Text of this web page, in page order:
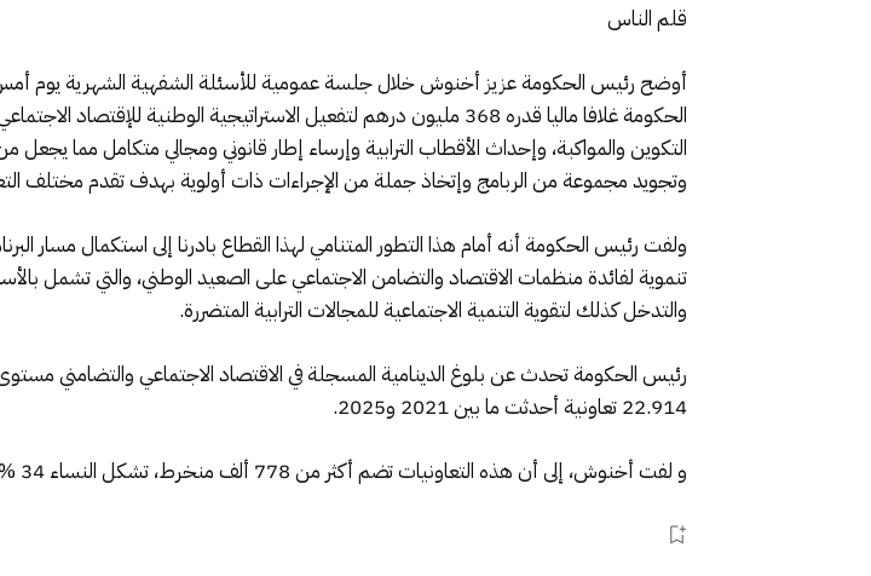
قلم الناس
أوضح رئيس الحكومة عزيز أخنوش خلال جلسة عمومية للأسئلة الشفهية الشهرية يوم
الحكومة غلافا ماليا قدره 368 مليون درهم لتفعيل الاستراتيجية الوطنية
التكوين والمواكبة، وإحداث الأقطاب الترابية وإرساء إطار قانوني ومجالي متكامل مما
وتجويد مجموعة من الربامج وإتخاذ جملة من الإجراءات ذات أولوية بهدف تقدم مختلف
ولفت رئيس الحكومة أنه أمام هذا التطور المتنامي لهذا القطاع بادرنا إلى استكمال مسار
والتدخل كذلك لتقوية التنمية الاجتماعية للمجالات الترابية المتضررة.
22.914 تعاونية أحدثت ما بين 2021 و2025.
و لفت أخنوش، إلى أن هذه التعاونيات تضم أكثر من 778 ألف منخرط، تشكل النساء 34 %، إلى جانب 7.891 تعاونية نسائية.